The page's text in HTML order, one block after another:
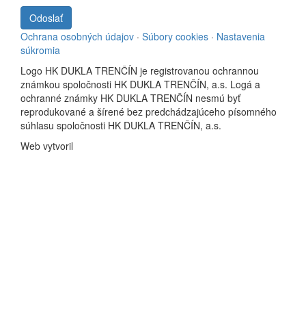
Odoslať
Ochrana osobných údajov · Súbory cookies · Nastavenia
súkromia
Logo HK DUKLA TRENČÍN je registrovanou ochrannou
známkou spoločnosti HK DUKLA TRENČÍN, a.s. Logá a
ochranné známky HK DUKLA TRENČÍN nesmú byť
reprodukované a šírené bez predchádzajúceho písomného
súhlasu spoločnosti HK DUKLA TRENČÍN, a.s.
Web vytvoril